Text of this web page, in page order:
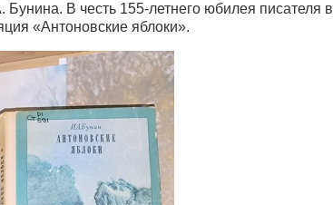
В честь 155-летнего юбилея писателя в
«Антоновские яблоки».